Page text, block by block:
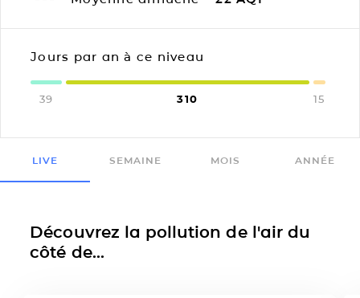
Jours par an à ce niveau
39 310 15
LIVE SEMAINE MOIS ANNÉE
Découvrez la pollution de l'air du
côté de...